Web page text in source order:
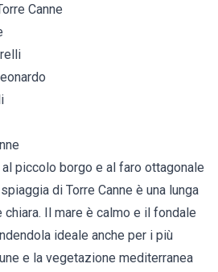
Canne
piccolo borgo e al faro ottagonale
di Torre Canne è una lunga
Il mare è calmo e il fondale
ideale anche per i più
e la vegetazione mediterranea